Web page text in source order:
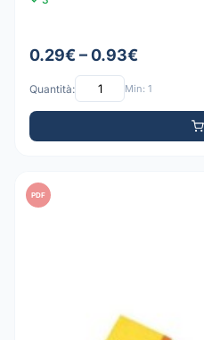
0.29€ – 0.93€
Quantità: Min: 1
PDF